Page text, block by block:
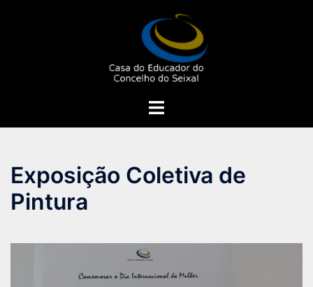
Alternar
Exposição Coletiva de
Pintura